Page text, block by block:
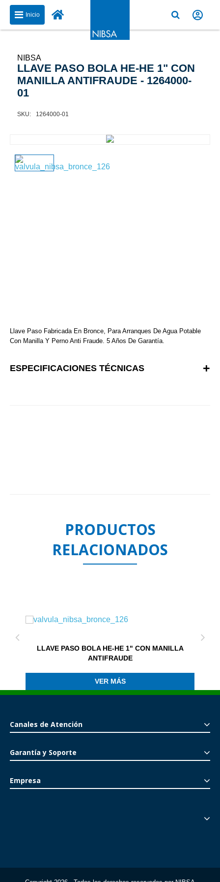
Inicio
NIBSA
LLAVE PASO BOLA HE-HE 1" CON
MANILLA ANTIFRAUDE - 1264000-
01
1264000-01
Llave Paso Fabricada En Bronce, Para Arranques De Agua Potable
Con Manilla Y Perno Anti Fraude. 5 Años De Garantía.
ESPECIFICACIONES TÉCNICAS
PRODUCTOS
RELACIONADOS
LLAVE PASO BOLA HE-HE 1" CON MANILLA
ANTIFRAUDE
VER MÁS
Canales de Atención
Garantía y Soporte
Empresa